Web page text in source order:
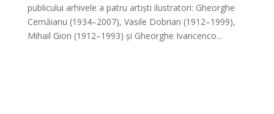
publicului arhivele a patru artiști ilustratori: Gheorghe
Cernăianu (1934–2007), Vasile Dobrian (1912–1999),
Mihail Gion (1912–1993) și Gheorghe Ivancenco...